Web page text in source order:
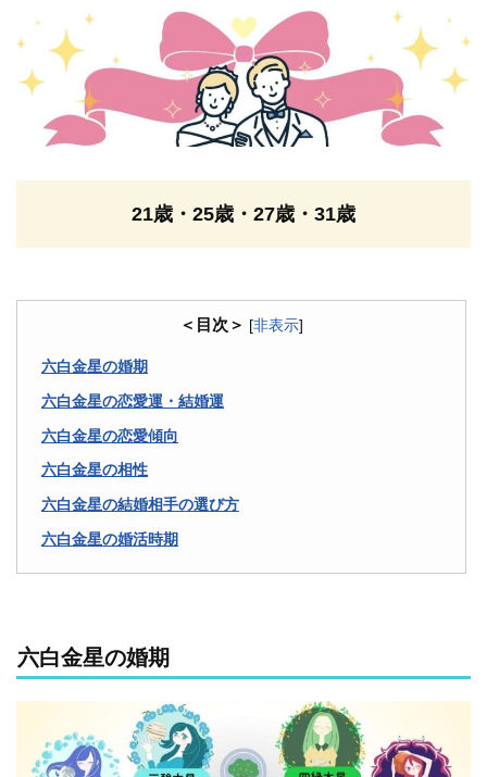
21歳・25歳・27歳・31歳
＜目次＞ [非表示]
六白金星の婚期
六白金星の恋愛運・結婚運
六白金星の恋愛傾向
六白金星の相性
六白金星の結婚相手の選び方
六白金星の婚活時期
六白金星の婚期